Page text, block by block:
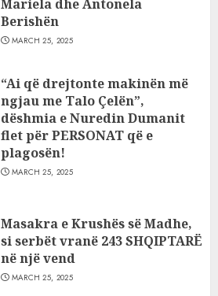
Mariela dhe Antonela
Berishën
MARCH 25, 2025
“Ai që drejtonte makinën më
ngjau me Talo Çelën”,
dëshmia e Nuredin Dumanit
flet për PERSONAT që e
plagosën!
MARCH 25, 2025
Masakra e Krushës së Madhe,
si serbët vranë 243 SHQIPTARË
në një vend
MARCH 25, 2025